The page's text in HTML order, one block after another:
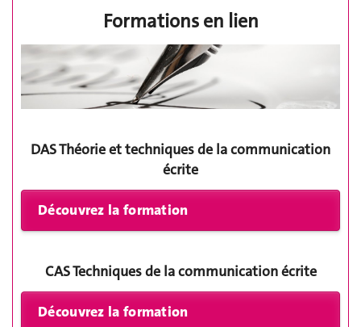
Formations en lien
DAS Théorie et techniques de la communication
écrite
CAS Techniques de la communication écrite